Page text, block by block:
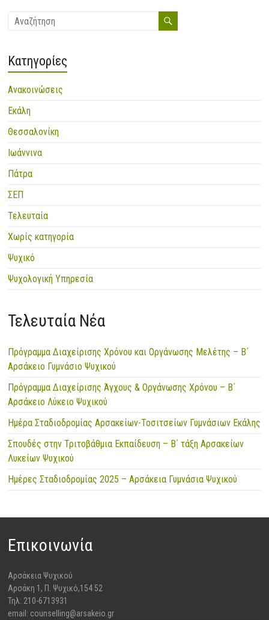
Kατηγορίες
Ανακοινώσεις
Εκάλη
Θεσσαλονίκη
Ιωάννινα
Πάτρα
ΣΕΠ
Τελευταία
Χωρίς κατηγορία
Ψυχικό
Ψυχολογική Υπηρεσία
Τελευταία Νέα
Πρόγραμμα Διαχείρισης Χρόνου και Οργάνωσης Μελέτης – Β΄
Αρσάκειο Γυμνάσιο Ψυχικού
Πρόγραμμα Διαχείρισης Άγχους & Οργάνωσης Χρόνου – Β΄
Αρσάκειο Λύκειο Ψυχικού
Ημέρα Σταδιοδρομίας Αρσακείων-Τοσιτσείων Γυμνάσιων Εκάλης
Σπουδές στην Τριτοβάθμια Εκπαίδευση – Β΄ τάξη Αρσακείων
Λυκείων Ψυχικού
Ημέρες Σταδιοδρομίας 2025 – Αρσάκεια Γυμνάσια Ψυχικού
Επικοινωνία
Αρσάκεια Ψυχικού
​Αρσάκη 1, Π. Ψυχικό,154 52
Τηλ: 210-6713931
email: counselling@arsakeio.gr